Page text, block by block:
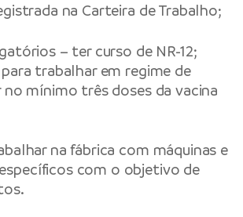
na Carteira de Trabalho;
– ter curso de NR-12;
trabalhar em regime de
no mínimo três doses da vacina
na fábrica com máquinas e
com o objetivo de